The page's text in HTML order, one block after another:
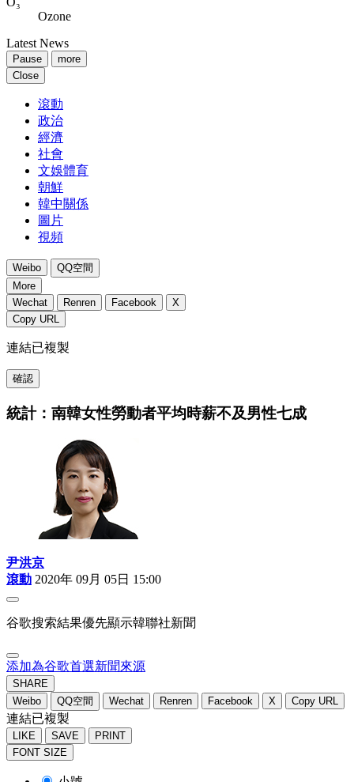
Ozone
Latest News
Pause
more
Close
滾動
政治
經濟
社會
文娛體育
朝鮮
韓中關係
圖片
視頻
Weibo
QQ空間
More
Wechat
Renren Facebook
X
Copy URL
連結已複製
確認
統計：南韓女性勞動者平均時薪不及男性七成
尹洪京
滾動 2020年 09月 05日 15:00
谷歌搜索結果優先顯示韓聯社新聞
添加為谷歌首選新聞來源
SHARE
Weibo
QQ空間 Wechat Renren Facebook X Copy URL
連結已複製
LIKE SAVE
PRINT
FONT SIZE